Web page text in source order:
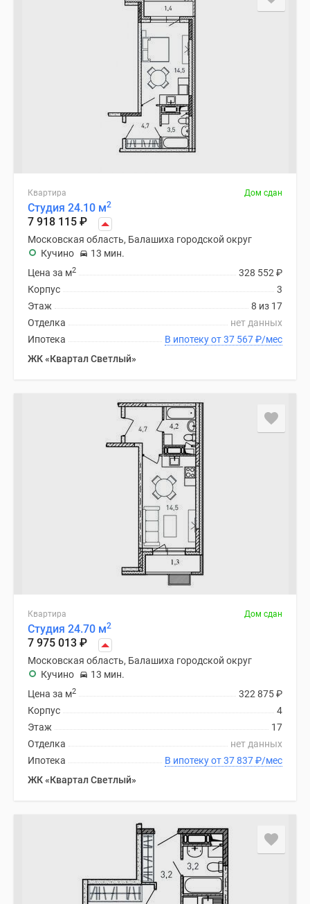
Квартира Дом сдан
Студия 24.10 м2
7 918 115 ₽
Московская область, Балашиха городской округ
Кучино
13 мин.
328 552 ₽
Цена за м2
3
Корпус
8 из 17
Этаж
нет данных
Отделка
В ипотеку от 37 567₽/мес
Ипотека
ЖК «Квартал Светлый»
Квартира Дом сдан
Студия 24.70 м2
7 975 013 ₽
Московская область, Балашиха городской округ
Кучино
13 мин.
322 875₽
Цена за м2
4
Корпус
17
Этаж
нет данных
Отделка
В ипотеку от 37 837₽/мес
Ипотека
ЖК «Квартал Светлый»